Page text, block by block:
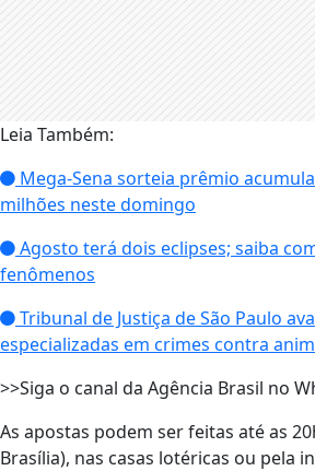
Leia Também:
Mega-Sena sorteia prêmio
milhões neste domingo
Agosto terá dois eclipses; saiba
fenômenos
Tribunal de Justiça de São Paulo
especializadas em crimes contra
>>Siga o canal da Agência Brasil no
As apostas podem ser feitas até as
Brasília), nas casas lotéricas ou pela